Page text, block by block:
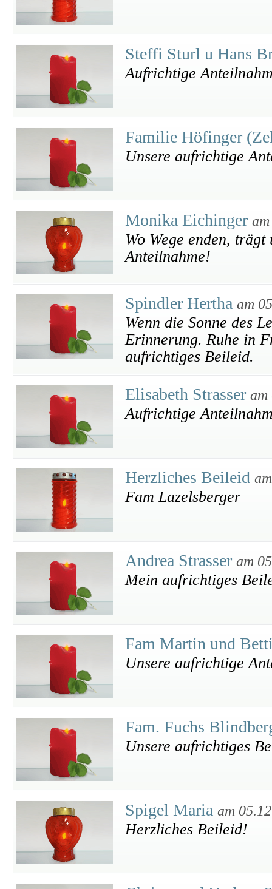
Steffi Sturl u Hans
Aufrichtige
Familie Höfinger
Unsere aufrichtige
Monika Eichinger
Wo Wege enden,
Anteilnahme!
Spindler Hertha am
Wenn die Sonne des
Erinnerung. Ruhe in
aufrichtiges Beileid.
Elisabeth Strasser am
Aufrichtige
Herzliches Beileid
Fam Lazelsberger
Andrea Strasser am
Mein aufrichtiges
Fam Martin und
Unsere aufrichtige
Fam. Fuchs
Unsere aufrichtiges
Spigel Maria am
Herzliches Beileid!